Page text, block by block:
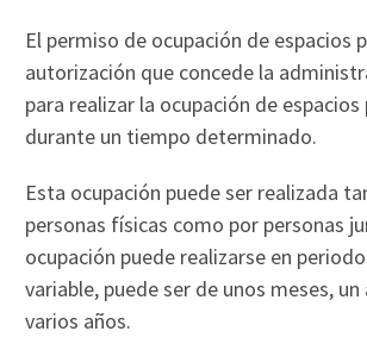
El permiso de ocupación de espacios
autorización que concede la
para realizar la ocupación de espacios
durante un tiempo determinado.
Esta ocupación puede ser realizada
personas físicas como por personas
ocupación puede realizarse en
variable, puede ser de unos meses,
varios años.